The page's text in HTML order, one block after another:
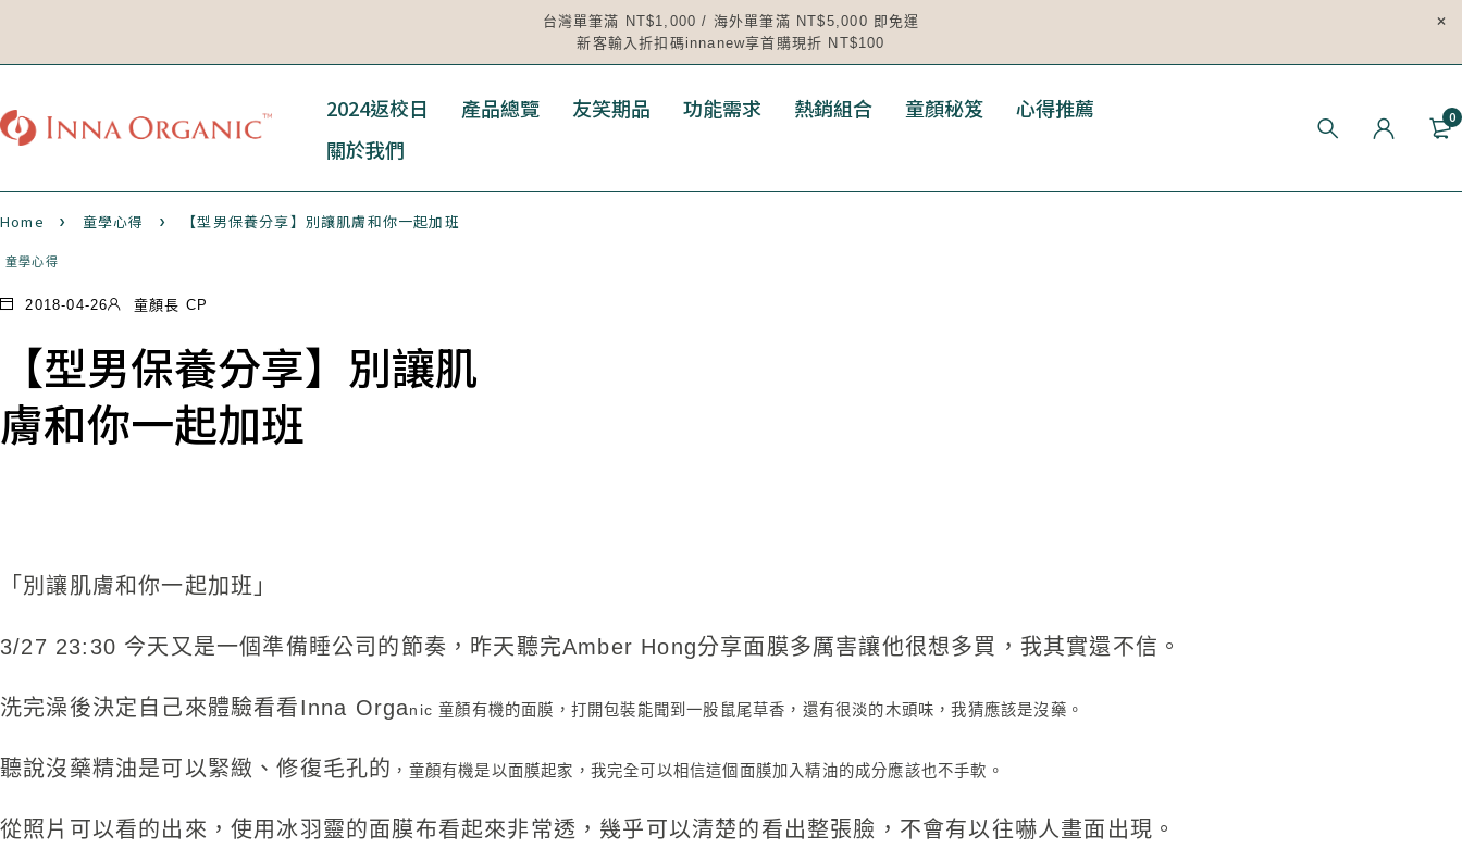
台灣單筆滿 NT$1,000 / 海外單筆滿 NT$5,000 即免運
新客輸入折扣碼innanew享首購現折 NT$100
2024返校日 產品總覽 友笑期品 功能需求 熱銷組合 童顏秘笈
心得推薦
關於我們
0
Home 童學心得 【型男保養分享】別讓肌膚和你一起加班
童學心得
2018-04-26 童顏長 CP
【型男保養分享】別讓肌
膚和你一起加班
「別讓肌膚和你一起加班」
3/27 23:30 今天又是一個準備睡公司的節奏，昨天聽完Amber Hong分享面膜多厲害讓他很想多買，我其實還不信。
洗完澡後決定自己來體驗看看Inna Organic 童顏有機的面膜，打開包裝能聞到一股鼠尾草香，還有很淡的木頭味，我猜應該是沒藥。
聽說沒藥精油是可以緊緻、修復毛孔的 ，童顏有機是以面膜起家，我完全可以相信這個面膜加入精油的成分應該也不手軟。
從照片可以看的出來，使用冰羽靈的面膜布看起來非常透，幾乎可以清楚的看出整張臉，不會有以往嚇人畫面出現。